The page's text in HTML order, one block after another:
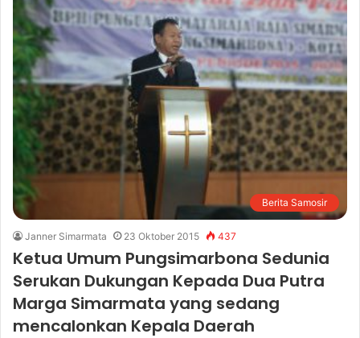
Berita Samosir
Janner Simarmata 23 Oktober 2015 437
Ketua Umum Pungsimarbona Sedunia
Serukan Dukungan Kepada Dua Putra
Marga Simarmata yang sedang
mencalonkan Kepala Daerah